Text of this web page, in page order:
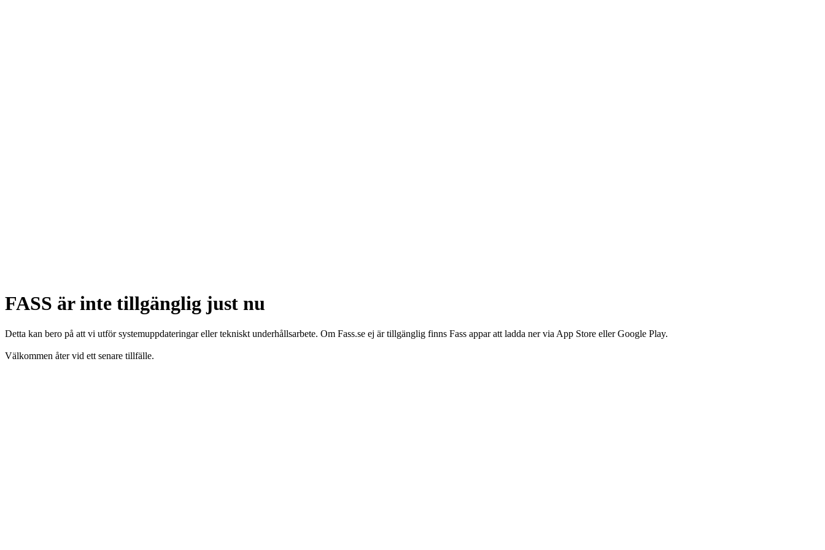
FASS är inte tillgänglig just nu
Detta kan bero på att vi utför systemuppdateringar eller tekniskt underhållsarbete. Om Fass.se ej är tillgänglig finns Fass appar att ladda ner via App Store eller Google Play.
Välkommen åter vid ett senare tillfälle.